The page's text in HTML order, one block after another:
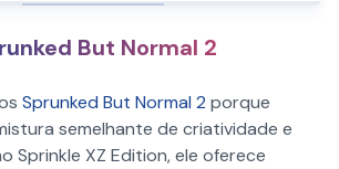
But Normal 2
Sprunked But Normal 2 porque
semelhante de criatividade e
Sprinkle XZ Edition, ele oferece